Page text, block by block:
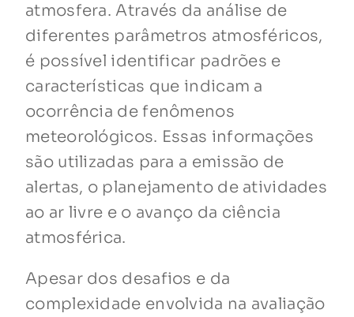
atmosfera. Através da análise de
diferentes parâmetros atmosféricos,
é possível identificar padrões e
características que indicam a
ocorrência de fenômenos
meteorológicos. Essas informações
são utilizadas para a emissão de
alertas, o planejamento de atividades
ao ar livre e o avanço da ciência
atmosférica.
Apesar dos desafios e da
complexidade envolvida na avaliação